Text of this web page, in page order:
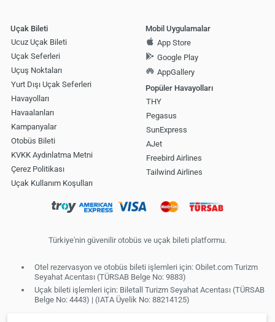
Uçak Bileti
Ucuz Uçak Bileti
Uçak Seferleri
Uçuş Noktaları
Yurt Dışı Uçak Seferleri
Havayolları
Havaalanları
Kampanyalar
Otobüs Bileti
KVKK Aydınlatma Metni
Çerez Politikası
Uçak Kullanım Koşulları
Mobil Uygulamalar
App Store
Google Play
AppGallery
Popüler Havayolları
THY
Pegasus
SunExpress
AJet
Freebird Airlines
Tailwind Airlines
Türkiye'nin güvenilir otobüs ve uçak bileti platformu.
Otel rezervasyon ve otobüs bileti işlemleri için: Obilet.com Turizm
Seyahat Acentası (TÜRSAB Belge No: 9883)
Uçak bileti işlemleri için: Biletall Turizm Seyahat Acentası (TÜRSAB
Belge No: 4443) | (IATA Üyelik No: 88214125)